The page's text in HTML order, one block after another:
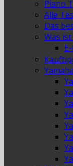
Piano
Alle
Das
Was